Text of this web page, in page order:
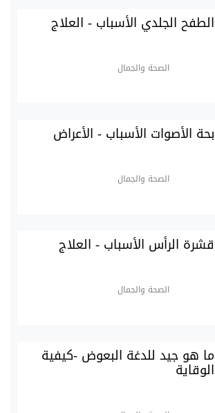
الطفح الجلدي الأسباب - العلاج
الصحة والجمال
بحة الأصوات الأسباب - الأعراض
الصحة والجمال
قشرة الرأس الأسباب - العلاج
الصحة والجمال
ما هو جيد للدغة البعوض -كيفية
الوقاية